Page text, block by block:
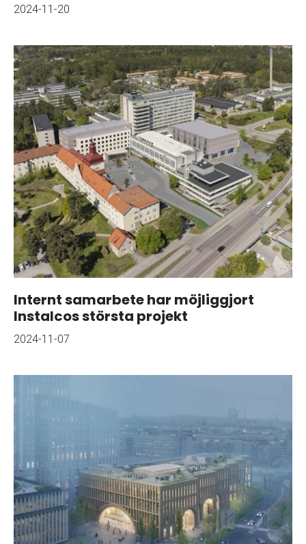
2024-11-20
Internt samarbete har möjliggjort
Instalcos största projekt
2024-11-07